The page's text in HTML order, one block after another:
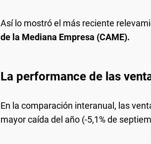
Así lo mostró el más reciente
de la Mediana Empresa (CAME).
La performance de las
En la comparación interanual, las
mayor caída del año (-5,1% de